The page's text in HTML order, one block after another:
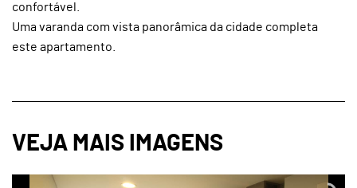
confortável.
Uma varanda com vista panorâmica da cidade completa
este apartamento.